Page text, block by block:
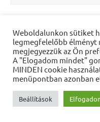
Weboldalunkon sütiket
legmegfelelőbb élményt
megjegyezzük az Ön
A "Elogadom mindet"
MINDEN cookie
menüpontban azonban
Beállítások